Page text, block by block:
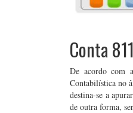
Conta
De acordo com
Contabilística no
destina-se a
de outra forma,